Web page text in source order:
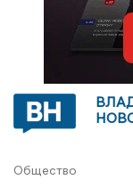
Общество